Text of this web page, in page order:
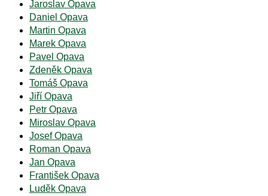
Jaroslav Opava
Daniel Opava
Martin Opava
Marek Opava
Pavel Opava
Zdeněk Opava
Tomáš Opava
Jiří Opava
Petr Opava
Miroslav Opava
Josef Opava
Roman Opava
Jan Opava
František Opava
Luděk Opava